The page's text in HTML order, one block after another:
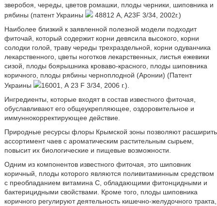
зверобоя, череды, цветов ромашки, плоды черники, шиповника и
рябины (патент Украины
48812 A, A23F 3/34, 2002г.)
Наиболее близкий к заявленной полезной модели подходит
фиточай, который содержит корни девясила высокого, корни
солодки голой, траву череды трехраздельной, корни одуванчика
лекарственного, цветы ноготков лекарственных, листья ежевики
сизой, плоды боярышника кроваво-красного, плоды шиповника
коричного, плоды рябины черноплодной (Аронии) (Патент
Украины
16001, А 23 F 3/34, 2006 г.).
Ингредиенты, которые входят в состав известного фиточая,
обуславливают его общеукрепляющее, оздоровительное и
иммуннокорректирующее действие.
Природные ресурсы флоры Крымской зоны позволяют расширить
ассортимент чаев с ароматическим растительным сырьем,
повысит их биологические и пищевые возможности.
Одним из компонентов известного фиточая, это шиповник
коричный, плоды которого являются поливитаминным средством
с преобладанием витамина С, обладающими фитонцидными и
бактерицидными свойствами. Кроме того, плоды шиповника
коричного регулируют деятельность кишечно-желудочного тракта,